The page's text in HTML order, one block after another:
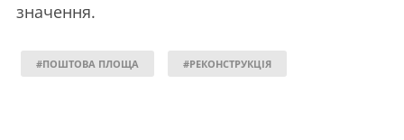
значення.
#ПОШТОВА ПЛОЩА #РЕКОНСТРУКЦІЯ